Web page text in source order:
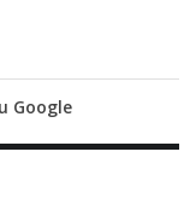
Google